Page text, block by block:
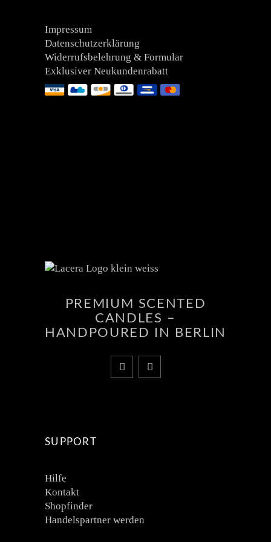
Impressum
Datenschutzerklärung
Widerrufsbelehrung & Formular
Exklusiver Neukundenrabatt
PREMIUM SCENTED
CANDLES –
HANDPOURED IN BERLIN
SUPPORT
Hilfe
Kontakt
Shopfinder
Handelspartner werden